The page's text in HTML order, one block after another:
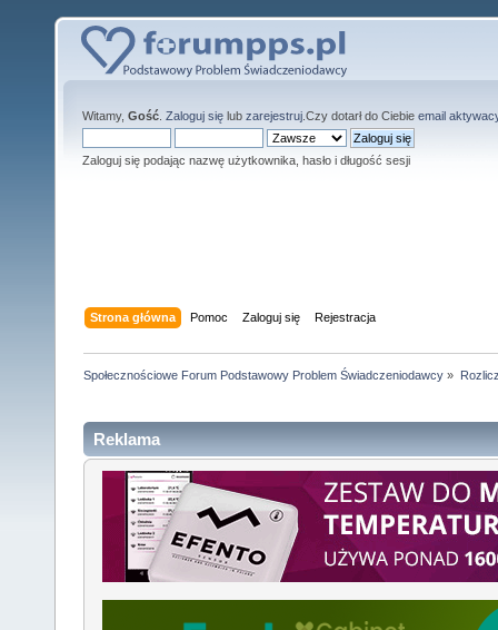
Witamy, Gość Zaloguj się lub zarejestruj .Czy dotarł do Ciebie email
Zaloguj się podając nazwę użytkownika, hasło i długość sesji
Strona główna Pomoc Zaloguj się Rejestracja
Społecznościowe Forum Podstawowy Problem Świadczeniodawcy »
Reklama